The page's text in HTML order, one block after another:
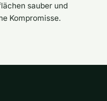
sauber und
Kompromisse.